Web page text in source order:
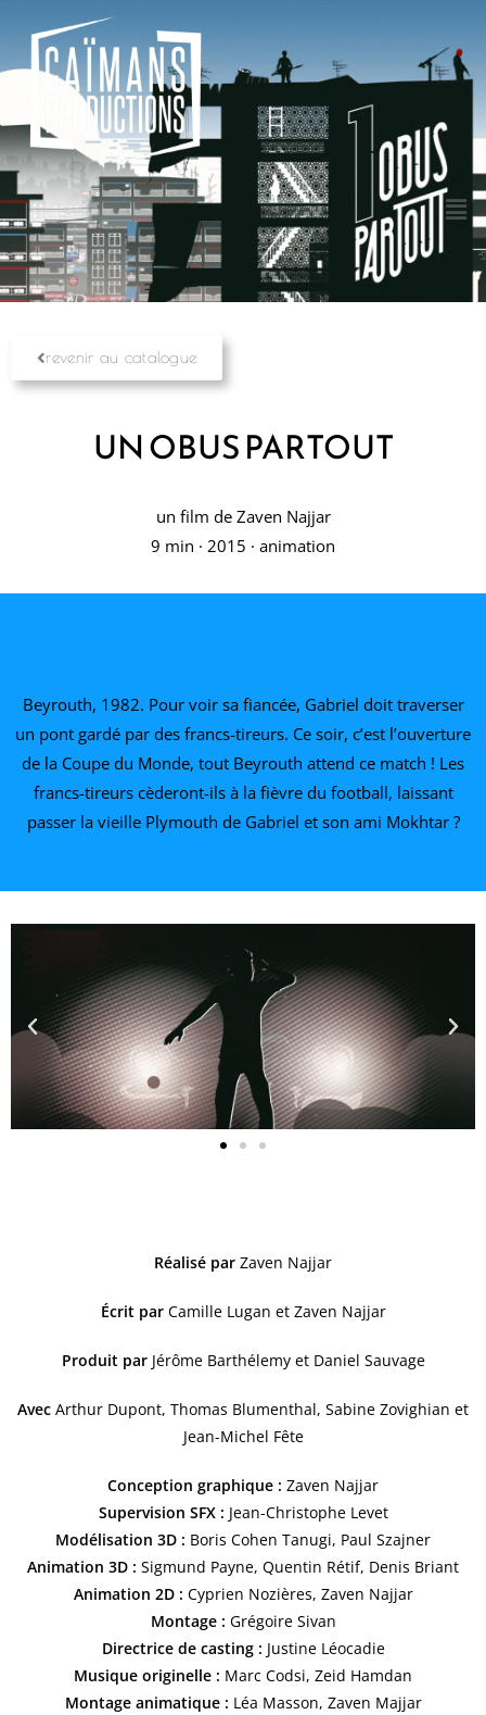
revenir au catalogue
UN OBUS PARTOUT
un film de Zaven Najjar
9 min · 2015 · animation
Beyrouth, 1982. Pour voir sa fiancée, Gabriel doit traverser
un pont gardé par des francs-tireurs. Ce soir, c’est l’ouverture
de la Coupe du Monde, tout Beyrouth attend ce match ! Les
francs-tireurs cèderont-ils à la fièvre du football, laissant
passer la vieille Plymouth de Gabriel et son ami Mokhtar ?
Réalisé par Zaven Najjar
Écrit parCamille Lugan et Zaven Najjar
Produit parJérôme Barthélemy et Daniel Sauvage
Avec Arthur Dupont, Thomas Blumenthal, Sabine Zovighian et
Jean-Michel Fête
Conception graphique : Zaven Najjar
Supervision SFX : Jean-Christophe Levet
Modélisation 3D : Boris Cohen Tanugi, Paul Szajner
Animation 3D : Sigmund Payne, Quentin Rétif, Denis Briant
Animation 2D : Cyprien Nozières, Zaven Najjar
Montage : Grégoire Sivan
Directrice de casting : Justine Léocadie
Musique originelle : Marc Codsi, Zeid Hamdan
Montage animatique : Léa Masson, Zaven Majjar